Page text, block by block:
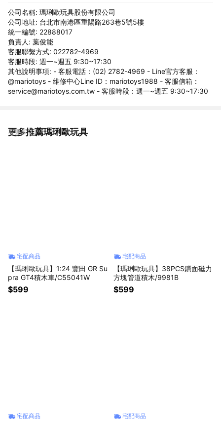
公司名稱: 瑪琍歐玩具股份有限公司
公司地址: 台北市南港區重陽路263巷5號5樓
統一編號: 22888017
負責人: 葉俊能
客服聯繫方式: 022782-4969
客服時段: 週一~週五 9:30~17:30
其他說明事項: - 客服電話：(02) 2782-4969 - Line官方客服：
@mariotoys - 維修中心Line ID：mariotoys1988 - 客服信箱：
service@mariotoys.com.tw - 客服時段：週一~週五 9:30~17:30
更多推薦瑪琍歐玩具
看更多
宅配商品
【瑪琍歐玩具】1:24 豐田 GR Su
pra GT4積木車/C55041W
$599
宅配商品
【瑪琍歐玩具】38PCS鑽面磁力
方塊管道積木/9981B
$599
宅配商品 宅配商品